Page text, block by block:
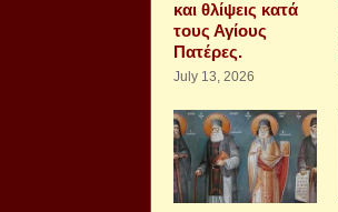
και θλίψεις κατά
τους Αγίους
Πατέρες.
July 13, 2026